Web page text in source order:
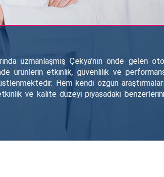
uzmanlaşmış Çekya'nın önde gelen
ürünlerin etkinlik, güvenlilik ve
Hem kendi özgün
ve kalite düzeyi piyasadaki